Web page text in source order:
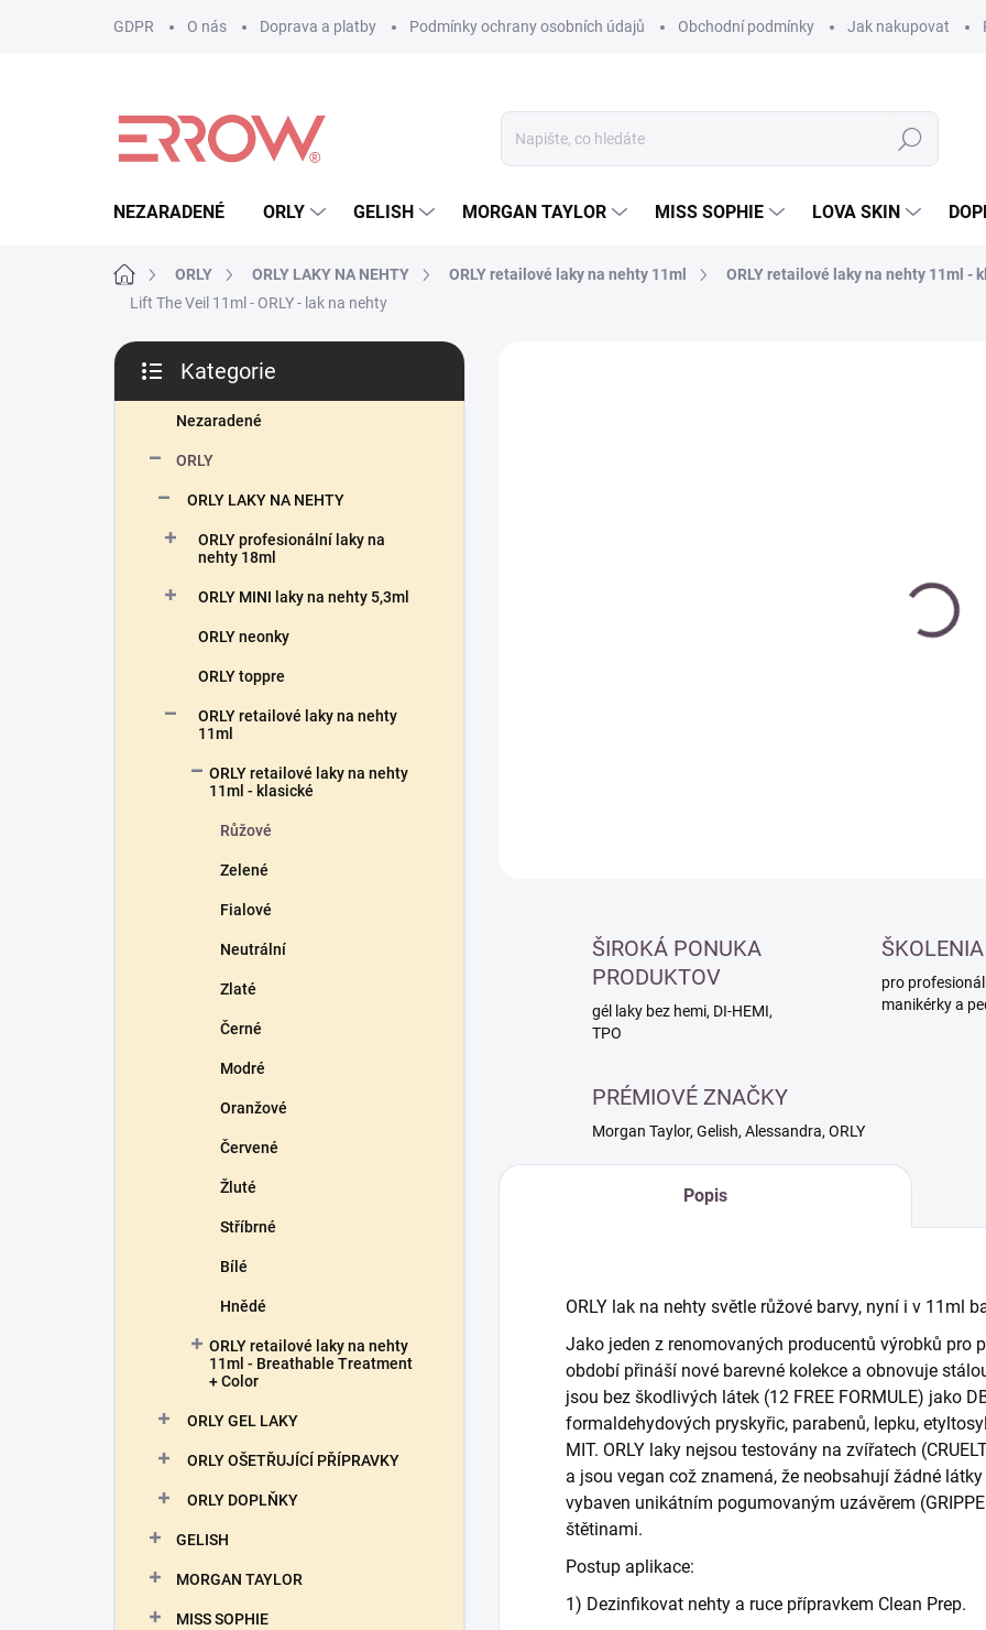
GDPR O nás Doprava a platby Podmínky ochrany osobních údajů Obchodní podmínky Jak nakupovat
Hledat
NEZARADENÉ ORLY GELISH MORGAN TAYLOR MISS SOPHIE LOVA SKIN
Domů ORLY ORLY LAKY NA NEHTY ORLY retailové laky na nehty 11ml ORLY retailové laky na nehty 11ml -
Lift The Veil 11ml - ORLY - lak na nehty
P
s
kategorie
Kategorie
Nezaradené
ORLY
ORLY LAKY NA NEHTY
ORLY profesionální laky na
nehty 18ml
ORLY MINI laky na nehty 5,3ml
ORLY neonky
ORLY toppre
ORLY retailové laky na nehty
11ml
ORLY retailové laky na nehty
11ml - klasické
Růžové
Zelené
Fialové
Neutrální
Zlaté
Černé
Modré
Oranžové
Červené
Žluté
Stříbrné
Bílé
Hnědé
ORLY retailové laky na nehty
11ml - Breathable Treatment
+ Color
ORLY GEL LAKY
ORLY OŠETŘUJÍCÍ PŘÍPRAVKY
ORLY DOPLŇKY
GELISH
MORGAN TAYLOR
MISS SOPHIE
ŠIROKÁ PONUKA
PRODUKTOV
gél laky bez hemi, DI-HEMI,
TPO
ŠKOLENIA
pro
manikérky a
PRÉMIOVÉ ZNAČKY
Morgan Taylor, Gelish, Alessandra, ORLY
Popis
ORLY lak na nehty světle růžové barvy, nyní i v 11ml
Jako jeden z renomovaných producentů výrobků pro
období přináší nové barevné kolekce a obnovuje
jsou bez škodlivých látek (12 FREE FORMULE) jako
formaldehydových pryskyřic, parabenů, lepku,
MIT. ORLY laky nejsou testovány na zvířatech
a jsou vegan což znamená, že neobsahují žádné
vybaven unikátním pogumovaným uzávěrem
štětinami.
Postup aplikace:
1) Dezinfikovat nehty a ruce přípravkem Clean Prep.